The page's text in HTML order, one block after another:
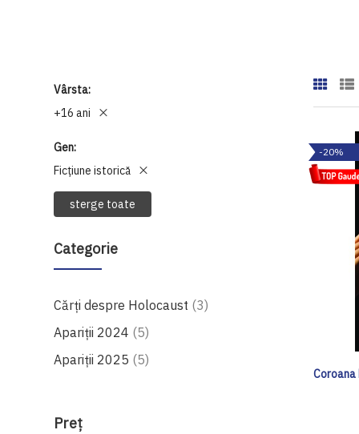
Vârsta
+16 ani
Gen
Ficțiune istorică
sterge toate
Categorie
Cărți despre Holocaust 3produse
Apariții 2024
5produse
Apariții 2025
5produse
Preţ
-20%
Coroana